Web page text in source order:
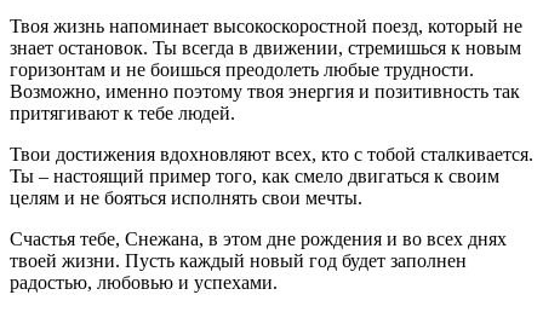
Твоя жизнь напоминает высокоскоростной поезд, который не
знает остановок. Ты всегда в движении, стремишься к новым
горизонтам и не боишься преодолеть любые трудности.
Возможно, именно поэтому твоя энергия и позитивность так
притягивают к тебе людей.
Твои достижения вдохновляют всех, кто с тобой сталкивается.
Ты – настоящий пример того, как смело двигаться к своим
целям и не бояться исполнять свои мечты.
Счастья тебе, Снежана, в этом дне рождения и во всех днях
твоей жизни. Пусть каждый новый год будет заполнен
радостью, любовью и успехами.